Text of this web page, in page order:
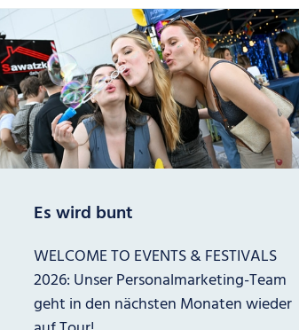
Es wird bunt
WELCOME TO EVENTS & FESTIVALS
2026: Unser Personalmarketing-Team
geht in den nächsten Monaten wieder